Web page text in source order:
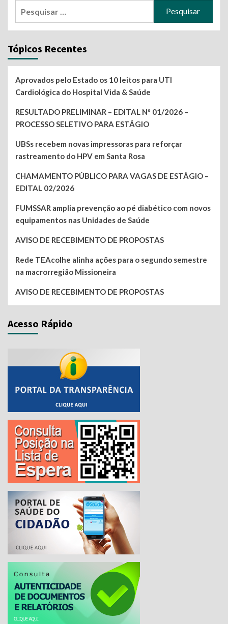
Tópicos Recentes
Aprovados pelo Estado os 10 leitos para UTI
Cardiológica do Hospital Vida & Saúde
RESULTADO PRELIMINAR – EDITAL Nº 01/2026 –
PROCESSO SELETIVO PARA ESTÁGIO
UBSs recebem novas impressoras para reforçar
rastreamento do HPV em Santa Rosa
CHAMAMENTO PÚBLICO PARA VAGAS DE ESTÁGIO –
EDITAL 02/2026
FUMSSAR amplia prevenção ao pé diabético com novos
equipamentos nas Unidades de Saúde
AVISO DE RECEBIMENTO DE PROPOSTAS
Rede TEAcolhe alinha ações para o segundo semestre
na macrorregião Missioneira
AVISO DE RECEBIMENTO DE PROPOSTAS
Acesso Rápido